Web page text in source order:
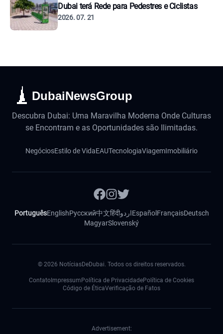
Dubai terá Rede para Pedestres e Ciclistas
2026. 07. 21
DubaiNewsGroup
Descubra Dubai: Uma Maravilha Moderna Onde Culturas
se Encontram e as Oportunidades são Ilimitadas.
NegóciosEstilo de VidaEAUTecnologiaViagemImobiliário
PortuguêsEnglishРусский中文हिंदीاردوEspañol FrançaisDeutsch
MagyarSlovenský
© 2026 NotíciasDeDubai. Todos os direitos reservados.
Contato Impressum Política de PrivacidadePolítica de Cookies
Código de ÉticaVerificação de Fatos
Advertisement: